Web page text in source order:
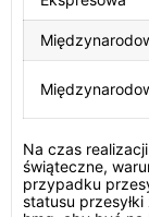
Na czas
świąteczne,
przypadku
statusu